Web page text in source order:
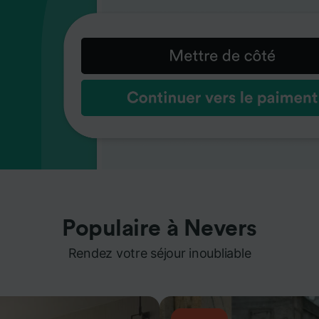
Populaire à Nevers
Rendez votre séjour inoubliable